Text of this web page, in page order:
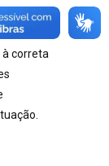
de
correta